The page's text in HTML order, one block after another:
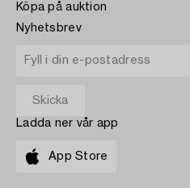
Köpa på auktion
Nyhetsbrev
Ladda ner vår app
App Store